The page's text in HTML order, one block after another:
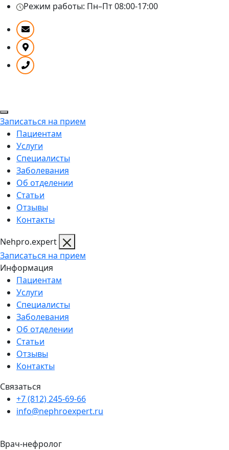
Режим работы: Пн–Пт 08:00-17:00
Записаться на прием
Пациентам
Услуги
Специалисты
Заболевания
Об отделении
Статьи
Отзывы
Контакты
Nehpro.expert
Записаться на прием
Информация
Пациентам
Услуги
Специалисты
Заболевания
Об отделении
Статьи
Отзывы
Контакты
Связаться
+7 (812) 245-69-66
info@nephroexpert.ru
Врач-нефролог